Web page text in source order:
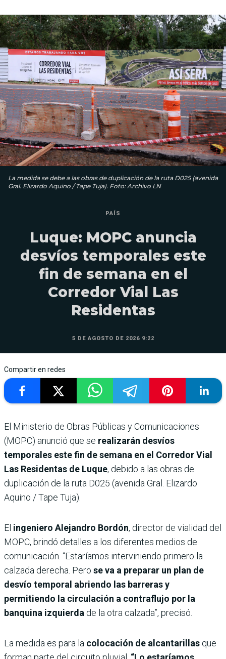
La medida se debe a las obras de duplicación de la ruta D025 (avenida
Gral. Elizardo Aquino / Tape Tuja). Foto: Archivo LN
PAÍS
Luque: MOPC anuncia
desvíos temporales este
fin de semana en el
Corredor Vial Las
Residentas
5 DE AGOSTO DE 2026 9:22
Compartir en redes
El Ministerio de Obras Públicas y Comunicaciones
(MOPC) anunció que se realizarán desvíos
temporales este fin de semana en el Corredor Vial
Las Residentas de Luque, debido a las obras de
duplicación de la ruta D025 (avenida Gral. Elizardo
Aquino / Tape Tuja).
El ingeniero Alejandro Bordón, director de vialidad del
MOPC, brindó detalles a los diferentes medios de
comunicación. “Estaríamos interviniendo primero la
calzada derecha. Pero se va a preparar un plan de
desvío temporal abriendo las barreras y
permitiendo la circulación a contraflujo por la
banquina izquierda de la otra calzada”, precisó.
La medida es para la colocación de alcantarillas que